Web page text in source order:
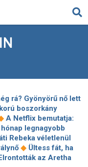
KERESÉS
rá? Gyönyörű nő lett
boszorkány
A Netflix bemutatja:
legnagyobb
Rebeka véletlenül
◆ Ültess fát, ha
az Aretha